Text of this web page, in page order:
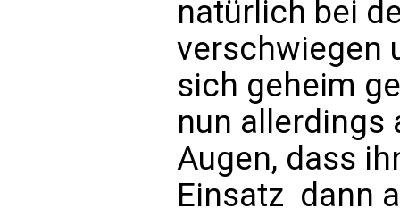
natürlich bei
verschwiegen
sich geheim
nun allerdings
Augen, dass
Einsatz 